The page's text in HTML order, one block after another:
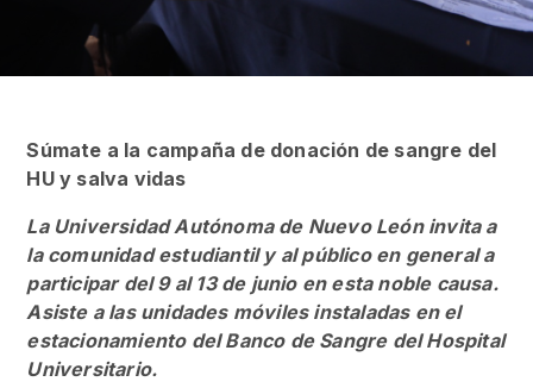
Súmate a la campaña de donación de sangre del
HU y salva vidas
La Universidad Autónoma de Nuevo León invita a
la comunidad estudiantil y al público en general a
participar del 9 al 13 de junio en esta noble causa.
Asiste a las unidades móviles instaladas en el
estacionamiento del Banco de Sangre del Hospital
Universitario.